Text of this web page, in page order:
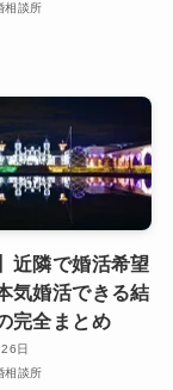
相談所
近隣で婚活希望
気婚活できる結
完全まとめ
日
相談所